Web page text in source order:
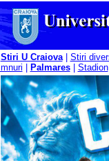
Stiri U Craiova| Stiri
Imnuri Palmares| Stadion